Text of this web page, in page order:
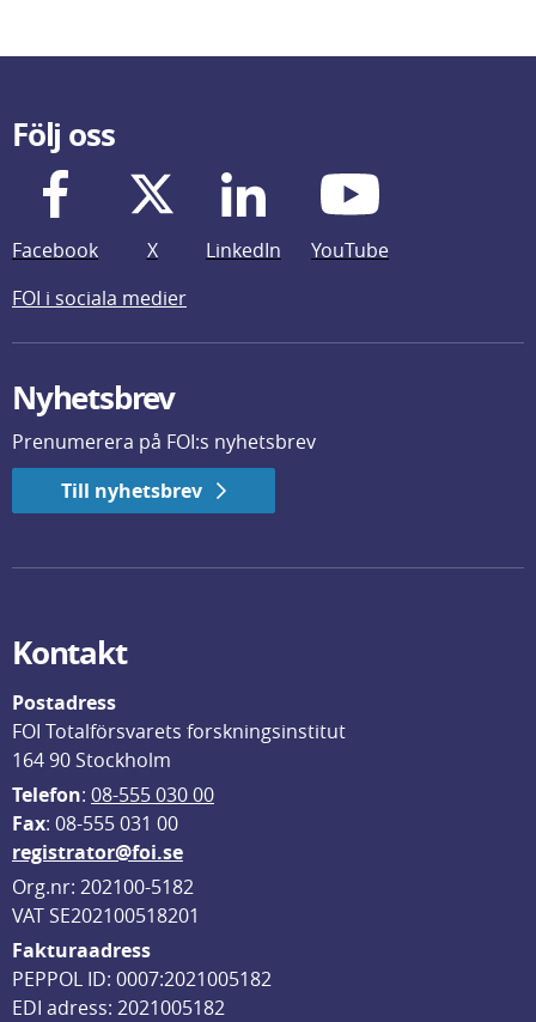
Följ oss
Facebook X LinkedIn
YouTube
FOI i sociala medier
Nyhetsbrev
Prenumerera på FOI:s nyhetsbrev
Till nyhetsbrev
Kontakt
Postadress
FOI Totalförsvarets forskningsinstitut
164 90 Stockholm
Telefon: 08-555 030 00
Fax: 08-555 031 00
registrator@foi.se
Org.nr: 202100-5182
VAT SE202100518201
Fakturaadress
PEPPOL ID: 0007:2021005182
EDI adress: 2021005182